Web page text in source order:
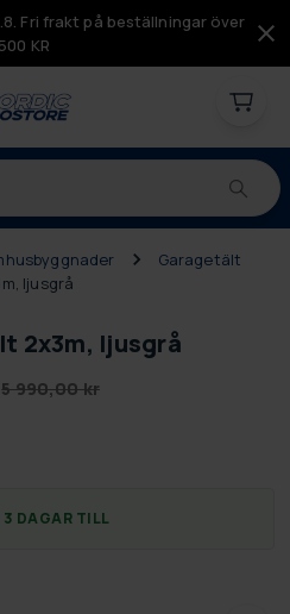
Fri frakt på beställningar över
500 KR
Garagetält
ljusgrå
2x3m, ljusgrå
5 990,00 kr
3 DAGAR TILL